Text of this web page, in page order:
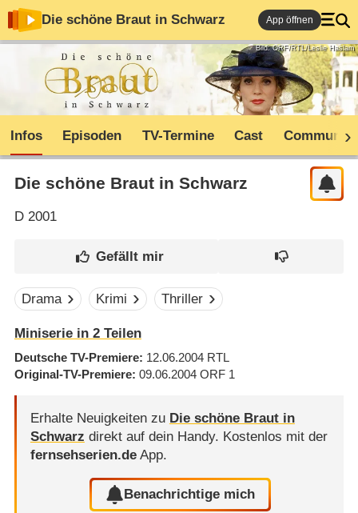
Die schöne Braut in Schwarz App öffnen
Bild: ORF/RTL/Leslie Haslam
Infos Episoden TV-Termine Cast Community
Die schöne Braut in Schwarz
D2001
Drama Krimi Thriller
Miniserie in 2 Teilen
Deutsche TV-Premiere 12.06.2004 RTL
Original-TV-Premiere 09.06.2004 ORF 1
Erhalte Neuigkeiten zu Die schöne Braut in
Schwarz direkt auf dein Handy. Kostenlos mit der
fernsehserien.deApp.
Benachrichtige mich